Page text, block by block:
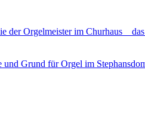
der Orgelmeister im Churhaus _
Grund für Orgel im